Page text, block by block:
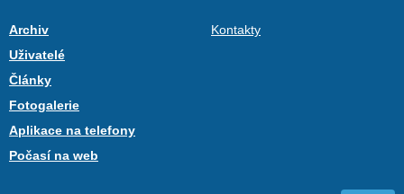
Archiv
Uživatelé
Články
Fotogalerie
Aplikace na telefony
Počasí na web
Kontakty